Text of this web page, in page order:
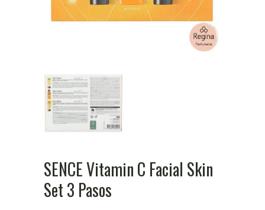
SENCE Vitamin C Facial Skin
Set 3 Pasos